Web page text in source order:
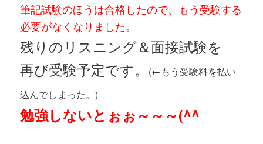
筆記試験のほうは合格したので、もう受験する
必要がなくなりました。
残りのリスニング＆面接試験を
再び受験予定です。
(←もう受験料を払い
込んでしまった。)
勉強しないとぉぉ～～～(^^ゞ